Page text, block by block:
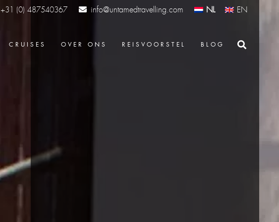
+31 (0) 487540367 info@untamedtravelling.com NL EN
CRUISES OVER ONS REISVOORSTEL BLOG